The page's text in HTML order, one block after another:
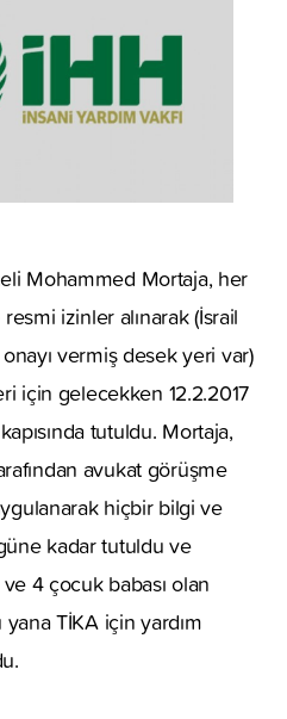
Mohammed Mortaja, her
izinler alınarak (İsrail
vermiş desek yeri var)
için gelecekken 12.2.2017
tutuldu. Mortaja,
avukat görüşme
hiçbir bilgi ve
kadar tutuldu ve
4 çocuk babası olan
yana TİKA için yardım